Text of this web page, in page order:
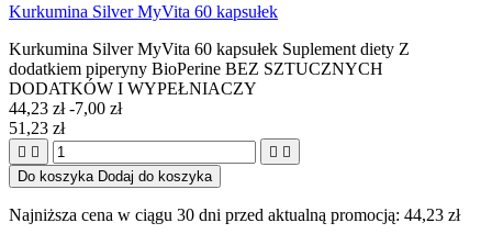
Kurkumina Silver MyVita 60 kapsułek
Kurkumina Silver MyVita 60 kapsułek Suplement diety Z
dodatkiem piperyny BioPerine BEZ SZTUCZNYCH
DODATKÓW I WYPEŁNIACZY
44,23 zł-7,00 zł
51,23 zł
   
Do koszyka Dodaj do koszyka
Najniższa cena w ciągu 30 dni przed aktualną promocją: 44,23 zł